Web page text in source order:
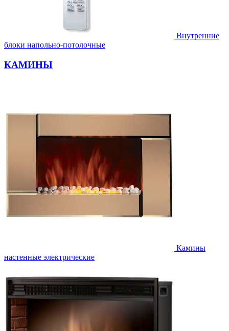
Внутренние
блоки напольно-потолочные
КАМИНЫ
Камины
настенные электрические